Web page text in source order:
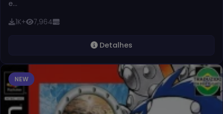
e…
1K+ 7,964
Detalhes
NEW